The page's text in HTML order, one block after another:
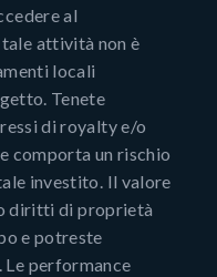
al
attività non è
locali
Tenete
di royalty e/o
un rischio
investito. Il valore
diritti di proprietà
e potreste
Le performance